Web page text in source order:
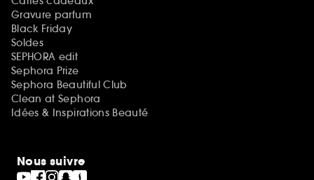
Gravure parfum
Black Friday
Soldes
SEPHORA edit
Sephora Prize
Sephora Beautiful Club
Clean at Sephora
Idées & Inspirations Beauté
Nous suivre